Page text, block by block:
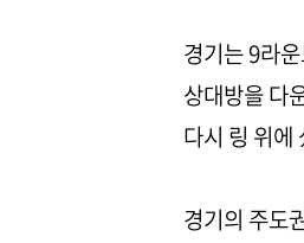
경기는 9라
상대방을 다
다시 링 위에
경기의 주도